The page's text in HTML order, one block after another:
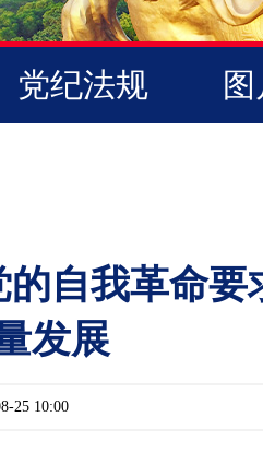
党纪法规
自我革命要
发展
25 10:00